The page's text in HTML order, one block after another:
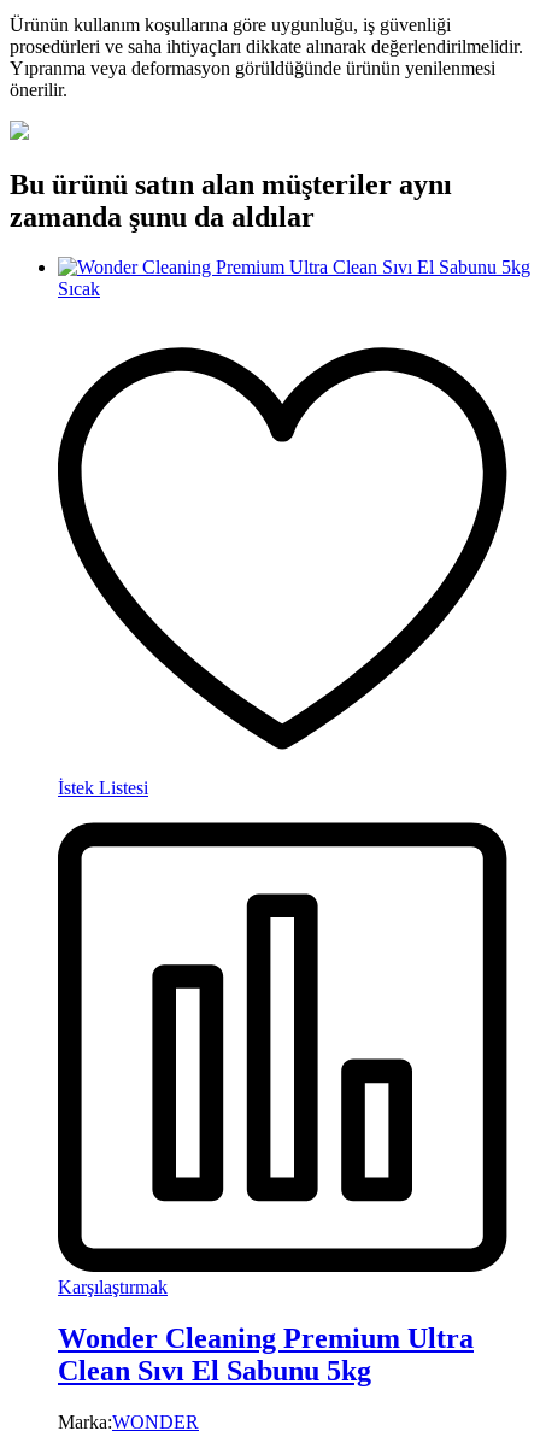
Ürünün kullanım koşullarına göre uygunluğu, iş güvenliği
prosedürleri ve saha ihtiyaçları dikkate alınarak değerlendirilmelidir.
Yıpranma veya deformasyon görüldüğünde ürünün yenilenmesi
önerilir.
Bu ürünü satın alan müşteriler aynı
zamanda şunu da aldılar
Sıcak
İstek Listesi
Karşılaştırmak
Wonder Cleaning Premium Ultra
Clean Sıvı El Sabunu 5kg
Marka:WONDER